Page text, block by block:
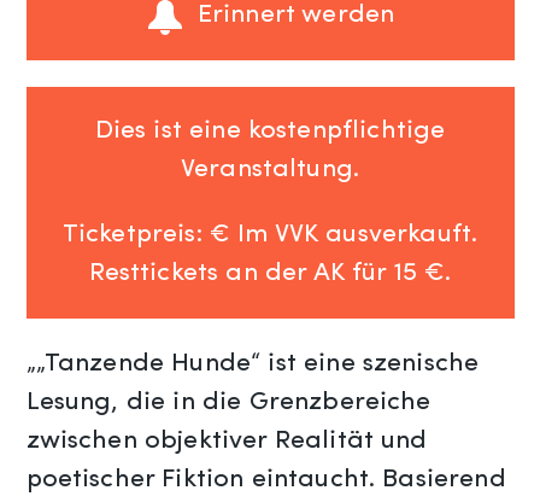
Erinnert werden
Dies ist eine kostenpflichtige
Veranstaltung.
Ticketpreis: € Im VVK ausverkauft.
Resttickets an der AK für 15 €.
„„Tanzende Hunde“ ist eine szenische
Lesung, die in die Grenzbereiche
zwischen objektiver Realität und
poetischer Fiktion eintaucht. Basierend